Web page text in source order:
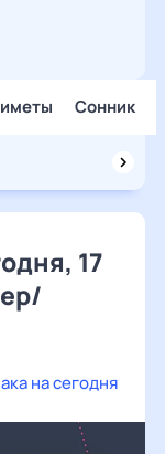
Сонник
17
на сегодня